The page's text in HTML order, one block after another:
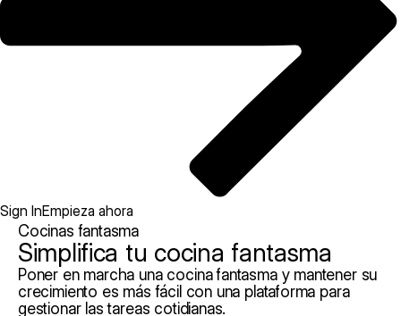
Sign InEmpieza ahora
Cocinas fantasma
Simplifica tu cocina fantasma
Poner en marcha una cocina fantasma y mantener su
crecimiento es más fácil con una plataforma para
gestionar las tareas cotidianas.